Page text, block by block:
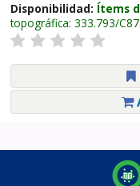
Disponibilidad: Ítems
topográfica: 333.793/